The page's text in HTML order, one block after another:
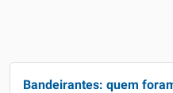
Bandeirantes: quem